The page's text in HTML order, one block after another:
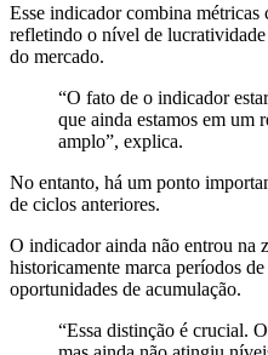
Esse indicador combina
refletindo o nível de
do mercado.
“O fato de o indicador
que ainda estamos em um
amplo”, explica.
No entanto, há um ponto
de ciclos anteriores.
O indicador ainda não entrou na
historicamente marca períodos
oportunidades de acumulação.
“Essa distinção é crucial.